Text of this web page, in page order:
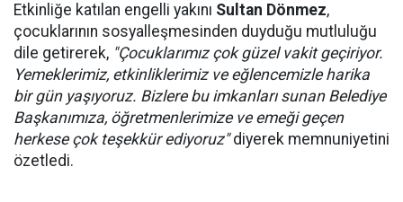
Etkinliğe katılan engelli yakını Sultan Dönmez,
çocuklarının sosyalleşmesinden duyduğu mutluluğu
dile getirerek, "Çocuklarımız çok güzel vakit geçiriyor.
Yemeklerimiz, etkinliklerimiz ve eğlencemizle harika
bir gün yaşıyoruz. Bizlere bu imkanları sunan Belediye
Başkanımıza, öğretmenlerimize ve emeği geçen
herkese çok teşekkür ediyoruz"diyerek memnuniyetini
özetledi.